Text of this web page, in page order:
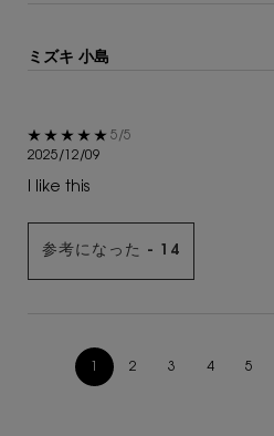
ミズキ 小島
5星中5。
5/5
2025/12/09
I like this
参考になった - 14
ページ 1/5。 現在のページ
2 3 4 5